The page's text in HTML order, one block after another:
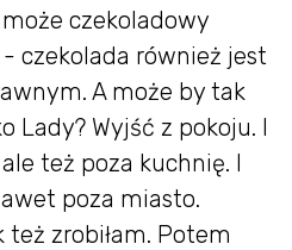
czekoladowy
czekolada również jest
A może by tak
Lady? Wyjść z pokoju. I
też poza kuchnię. I
poza miasto.
zrobiłam. Potem